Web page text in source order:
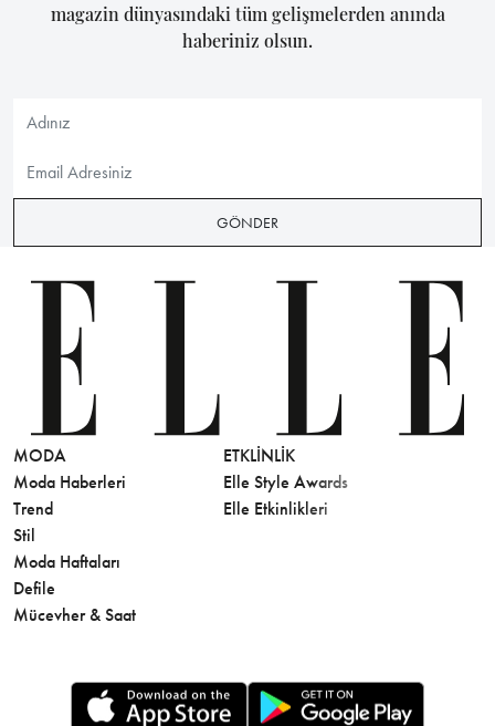
magazin dünyasındaki tüm gelişmelerden anında
haberiniz olsun.
GÖNDER
MODA
Moda Haberleri
Trend
Stil
Moda Haftaları
Defile
Mücevher & Saat
ETKLINLIK
Elle Style Awards
Elle Etkinlikleri